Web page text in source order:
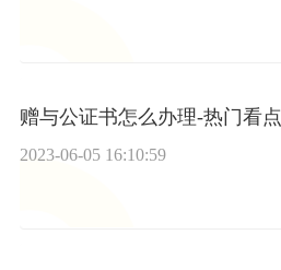
赠与公证书怎么办理-热门看点
2023-06-05 16:10:59